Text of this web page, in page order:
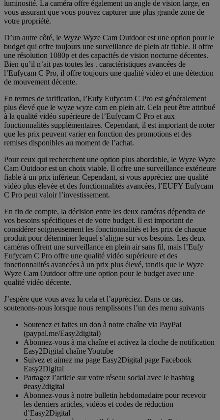
luminosité. La caméra offre également un angle de vision large, en
vous assurant que vous pouvez capturer une plus grande zone de
votre propriété.
D’un autre côté, le Wyze Wyze Cam Outdoor est une option pour le
budget qui offre toujours une surveillance de plein air fiable. Il offre
une résolution 1080p et des capacités de vision nocturne décentes.
Bien qu’il n’ait pas toutes les . caractéristiques avancées de
l’Eufycam C Pro, il offre toujours une qualité vidéo et une détection
de mouvement décente.
En termes de tarification, l’Eufy Eufycam C Pro est généralement
plus élevé que le wyze wyze cam en plein air. Cela peut être attribué
à la qualité vidéo supérieure de l’Eufycam C Pro et aux
fonctionnalités supplémentaires. Cependant, il est important de noter
que les prix peuvent varier en fonction des promotions et des
remises disponibles au moment de l’achat.
Pour ceux qui recherchent une option plus abordable, le Wyze Wyze
Cam Outdoor est un choix viable. Il offre une surveillance extérieure
fiable à un prix inférieur. Cependant, si vous appréciez une qualité
vidéo plus élevée et des fonctionnalités avancées, l’EUFY Eufycam
C Pro peut valoir l’investissement.
En fin de compte, la décision entre les deux caméras dépendra de
vos besoins spécifiques et de votre budget. Il est important de
considérer soigneusement les fonctionnalités et les prix de chaque
produit pour déterminer lequel s’aligne sur vos besoins. Les deux
caméras offrent une surveillance en plein air sans fil, mais l’Eufy
Eufycam C Pro offre une qualité vidéo supérieure et des
fonctionnalités avancées à un prix plus élevé, tandis que le Wyze
Wyze Cam Outdoor offre une option pour le budget avec une
qualité vidéo décente.
J’espère que vous avez lu cela et l’appréciez. Dans ce cas,
soutenons-nous lorsque nous remplissons l’un des menu suivants
Soutenez et faites un don à notre chaîne via PayPal
(paypal.me/Easy2digital)
Abonnez-vous à ma chaîne et activez la cloche de notification
Easy2Digital chaîne Youtube
Suivez et aimez ma page Easy2Digital page Facebook
Easy2Digital
Partagez l’article sur votre réseau social avec le hashtag
#easy2digital
Abonnez-vous à notre bulletin hebdomadaire pour recevoir
les derniers articles, vidéos et codes de réduction
d’Easy2Digital